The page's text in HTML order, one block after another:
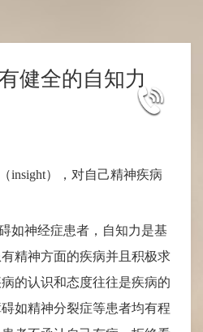
健全的自知力
insight），对自己精神疾病
神经症患者，自知力是基
精神方面的疾病并且积极求
的认识和态度往往是疾病的
如精神分裂症等患者均有程